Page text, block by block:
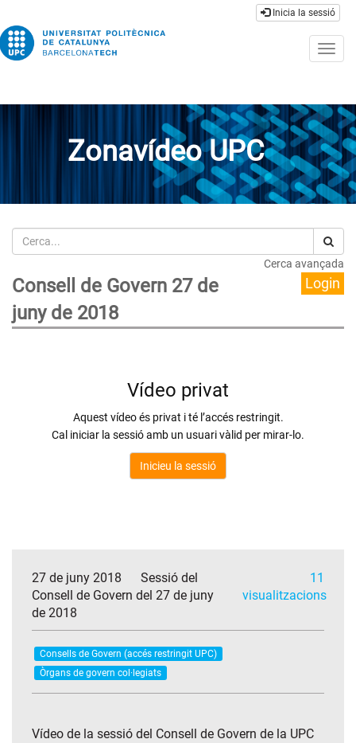
Inicia la sessió
Zonavídeo UPC
Cerca
Cerca avançada
Consell de Govern 27 de
juny de 2018
Login
27 de juny 2018
Sessió del
Consell de Govern del 27 de juny
de 2018
11
visualitzacions
Consells de Govern (accés restringit UPC)
Òrgans de govern col·legiats
Vídeo de la sessió del Consell de Govern de la UPC